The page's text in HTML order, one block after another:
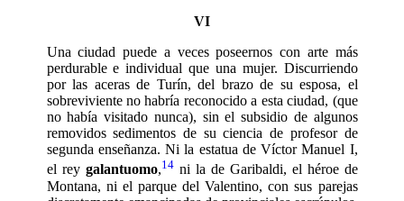
VI
Una ciudad puede a veces poseernos con arte más
perdurable e individual que una mujer. Discurriendo
por las aceras de Turín, del brazo de su esposa, el
sobrevi­viente no habría reconocido a esta ciudad, (que
no había visitado nunca), sin el sub­sidio de algunos
removidos sedimentos de su ciencia de profesor de
segunda ense­ñanza. Ni la estatua de Víctor Manuel I,
el rey galantuomo,14ni la de Garibaldi, el héroe de
Montana, ni el parque del Valentino, con sus parejas